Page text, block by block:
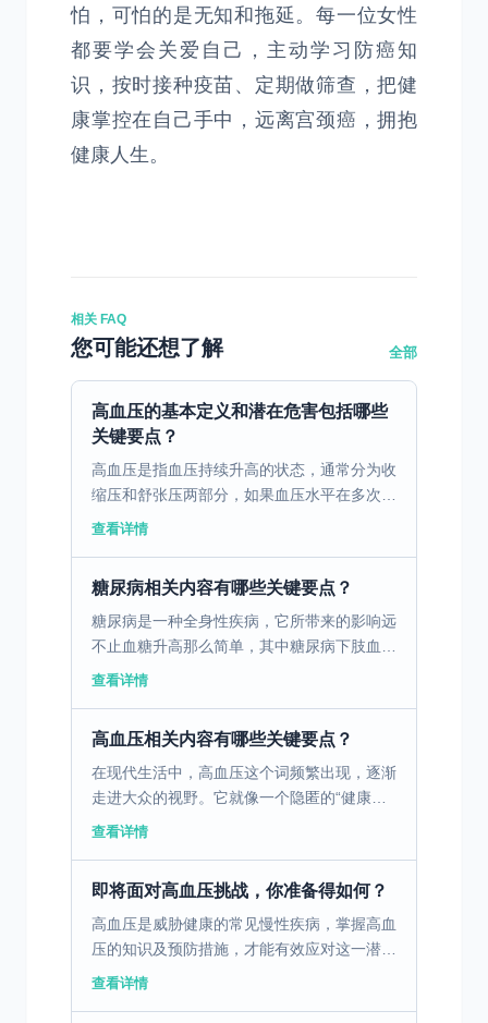
怕，可怕的是无知和拖延。每一位女性
都要学会关爱自己，主动学习防癌知
识，按时接种疫苗、定期做筛查，把健
康掌控在自己手中，远离宫颈癌，拥抱
健康人生。
相关 FAQ
您可能还想了解 全部
高血压的基本定义和潜在危害包括哪些
关键要点？
高血压是指血压持续升高的状态，通常分为收
缩压和舒张压两部分，如果血压水平在多次测
量中高于140/90mmHg，则可以诊断为高血
查看详情
糖尿病相关内容有哪些关键要点？
糖尿病是一种全身性疾病，它所带来的影响远
不止血糖升高那么简单，其中糖尿病下肢血管
病变，就如同隐藏在暗处的“健康杀手”，悄无
查看详情
高血压相关内容有哪些关键要点？
在现代生活中，高血压这个词频繁出现，逐渐
走进大众的视野。它就像一个隐匿的“健康杀
手”，悄无声息地威胁着人们的健康。据统
查看详情
即将面对高血压挑战，你准备得如何？
高血压是威胁健康的常见慢性疾病，掌握高血
压的知识及预防措施，才能有效应对这一潜在
的健康杀手。 一、了解高血压基础知识 高血
查看详情